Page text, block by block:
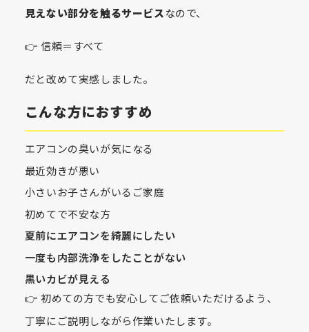
見えない部分を触るサービス なので、
👉 信頼＝すべて
だと改めて実感しました。
こんな方におすすめ
エアコンの臭いが気になる
最近効きが悪い
小さいお子さんがいるご家庭
初めてで不安な方
夏前にエアコンを綺麗にしたい
一度も内部洗浄をしたことがない
黒いカビが見える
👉 初めての方でも安心してご依頼いただけるよう、
丁寧にご説明しながら作業いたします。